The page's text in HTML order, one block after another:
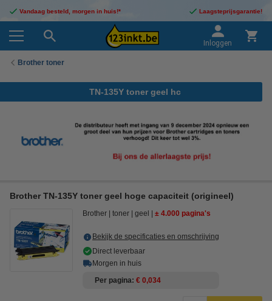
Vandaag besteld, morgen in huis!* Laagsteprijsgarantie!
Inloggen
Brother toner
TN-135Y toner geel hc
Brother TN-135Y toner geel hoge capaciteit (origineel)
Brother toner geel ± 4.000 pagina's
Bekijk de specificaties en omschrijving
Direct leverbaar
Morgen in huis
Per pagina € 0,034